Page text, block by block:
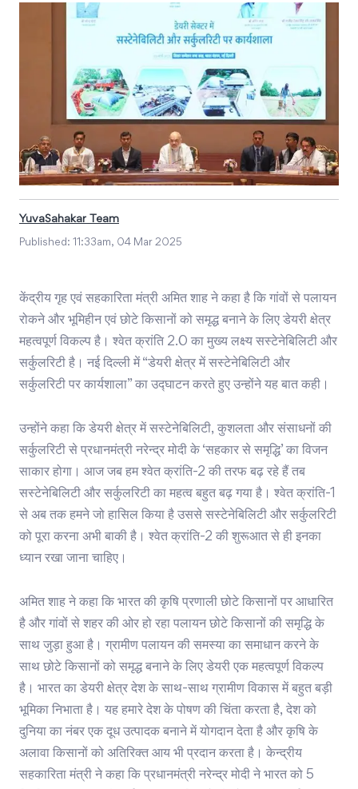
YuvaSahakar Team
Published: 11:33am, 04 Mar 2025
केंद्रीय गृह एवं सहकारिता मंत्री अमित शाह ने कहा है कि गांवों से पलायन
रोकने और भूमिहीन एवं छोटे किसानों को समृद्ध बनाने के लिए डेयरी क्षेत्र
महत्वपूर्ण विकल्प है। श्वेत क्रांति 2.0 का मुख्य लक्ष्य सस्टेनेबिलिटी और
सर्कुलरिटी है। नई दिल्ली में “डेयरी क्षेत्र में सस्टेनेबिलिटी और
सर्कुलरिटी पर कार्यशाला” का उद्घाटन करते हुए उन्होंने यह बात कही।
उन्होंने कहा कि डेयरी क्षेत्र में सस्टेनेबिलिटी, कुशलता और संसाधनों की
सर्कुलरिटी से प्रधानमंत्री नरेन्द्र मोदी के ‘सहकार से समृद्धि’ का विजन
साकार होगा। आज जब हम श्वेत क्रांति-2 की तरफ बढ़ रहे हैं तब
सस्टेनेबिलिटी और सर्कुलरिटी का महत्व बहुत बढ़ गया है। श्वेत क्रांति-1
से अब तक हमने जो हासिल किया है उससे सस्टेनेबिलिटी और सर्कुलरिटी
को पूरा करना अभी बाकी है। श्वेत क्रांति-2 की शुरूआत से ही इनका
ध्यान रखा जाना चाहिए।
अमित शाह ने कहा कि भारत की कृषि प्रणाली छोटे किसानों पर आधारित
है और गांवों से शहर की ओर हो रहा पलायन छोटे किसानों की समृद्धि के
साथ जुड़ा हुआ है। ग्रामीण पलायन की समस्या का समाधान करने के
साथ छोटे किसानों को समृद्ध बनाने के लिए डेयरी एक महत्वपूर्ण विकल्प
है। भारत का डेयरी क्षेत्र देश के साथ-साथ ग्रामीण विकास में बहुत बड़ी
भूमिका निभाता है। यह हमारे देश के पोषण की चिंता करता है, देश को
दुनिया का नंबर एक दूध उत्पादक बनाने में योगदान देता है और कृषि के
अलावा किसानों को अतिरिक्त आय भी प्रदान करता है। केन्द्रीय
सहकारिता मंत्री ने कहा कि प्रधानमंत्री नरेन्द्र मोदी ने भारत को 5